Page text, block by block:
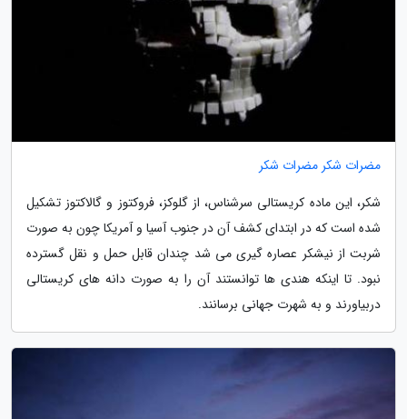
مضرات شکر مضرات شکر
شکر، این ماده کریستالی سرشناس، از گلوکز، فروکتوز و گالاکتوز تشکیل
شده است که در ابتدای کشف آن در جنوب آسیا و آمریکا چون به صورت
شربت از نیشکر عصاره گیری می شد چندان قابل حمل و نقل گسترده
نبود. تا اینکه هندی ها توانستند آن را به صورت دانه های کریستالی
دربیاورند و به شهرت جهانی برسانند.